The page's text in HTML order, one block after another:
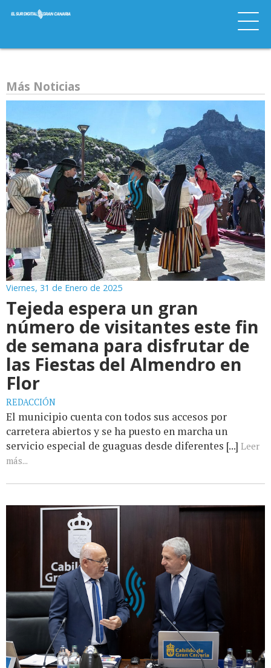
Más Noticias
Viernes, 31 de Enero de 2025
Tejeda espera un gran
número de visitantes este fin
de semana para disfrutar de
las Fiestas del Almendro en
Flor
REDACCIÓN
El municipio cuenta con todos sus accesos por
carretera abiertos y se ha puesto en marcha un
servicio especial de guaguas desde diferentes [...] Leer
más...